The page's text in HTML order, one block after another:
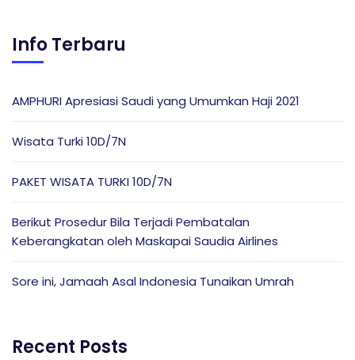
Info Terbaru
AMPHURI Apresiasi Saudi yang Umumkan Haji 2021
Wisata Turki 10D/7N
PAKET WISATA TURKI 10D/7N
Berikut Prosedur Bila Terjadi Pembatalan
Keberangkatan oleh Maskapai Saudia Airlines
Sore ini, Jamaah Asal Indonesia Tunaikan Umrah
Recent Posts